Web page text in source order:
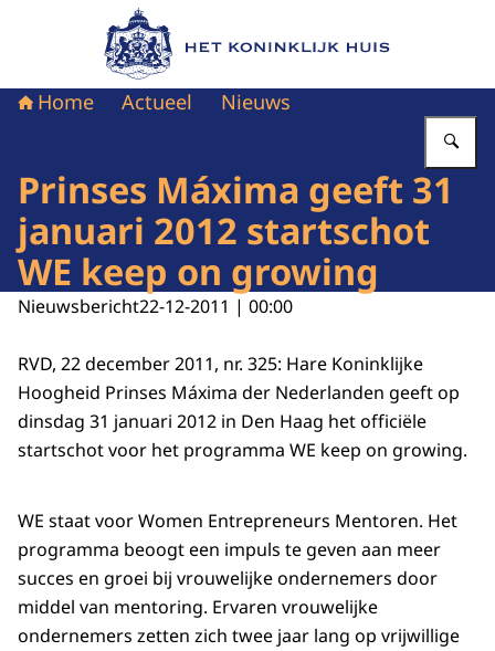
Naar de homepage van Het Koninklijk Huis
Home Actueel Nieuws
Prinses Máxima geeft 31
januari 2012 startschot
WE keep on growing
Nieuwsbericht22-12-2011 | 00:00
RVD, 22 december 2011, nr. 325: Hare Koninklijke
Hoogheid Prinses Máxima der Nederlanden geeft op
dinsdag 31 januari 2012 in Den Haag het officiële
startschot voor het programma WE keep on growing.
WE staat voor Women Entrepreneurs Mentoren. Het
programma beoogt een impuls te geven aan meer
succes en groei bij vrouwelijke ondernemers door
middel van mentoring. Ervaren vrouwelijke
ondernemers zetten zich twee jaar lang op vrijwillige